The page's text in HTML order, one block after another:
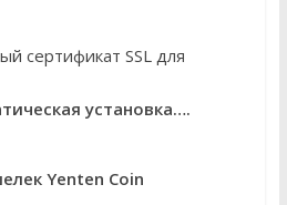
сертификат SSL для
установка….
Yenten Coin